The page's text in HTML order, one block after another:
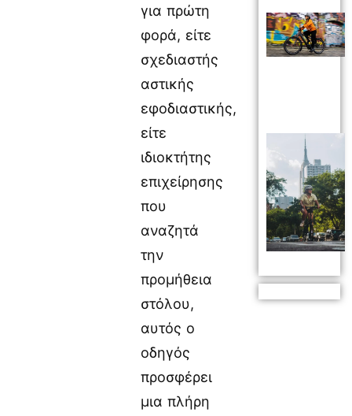
για πρώτη
φορά, είτε
σχεδιαστής
αστικής
εφοδιαστικής,
είτε
ιδιοκτήτης
επιχείρησης
που
αναζητά
την
προμήθεια
στόλου,
αυτός ο
οδηγός
προσφέρει
μια πλήρη